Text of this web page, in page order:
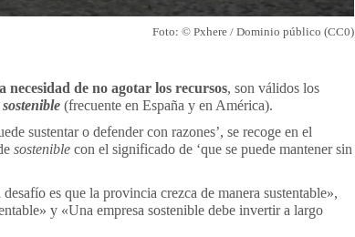
Foto: © Pxhere / Dominio público (CC0)
necesidad de no agotar los recursos, son válidos los
sostenible (frecuente en España y en América).
sustentar o defender con razones’, se recoge en el
sostenible con el significado de ‘que se puede mantener sin
es que la provincia crezca de manera sustentable»,
y «Una empresa sostenible debe invertir a largo